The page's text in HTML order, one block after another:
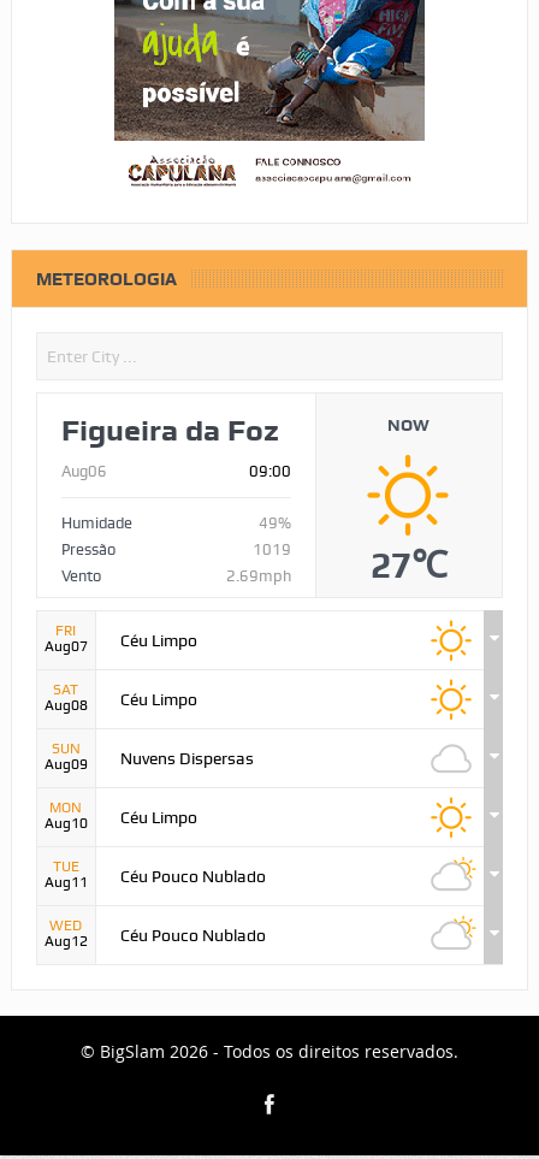
METEOROLOGIA
Figueira da Foz
Aug06 09:00
Humidade
49%
Pressão
1019
Vento
2.69mph
NOW
27℃
FRI
Aug07
Céu Limpo
SAT
Aug08
Céu Limpo
SUN
Aug09
Nuvens Dispersas
MON
Aug10
Céu Limpo
TUE
Aug11
Céu Pouco Nublado
WED
Aug12
Céu Pouco Nublado
© BigSlam 2026 - Todos os direitos reservados.